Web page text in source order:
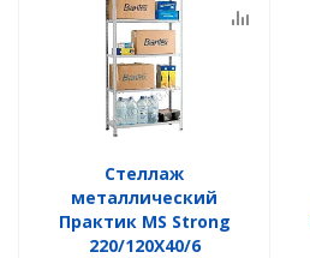
Стеллаж
металлический
Практик MS Strong
220/120X40/6